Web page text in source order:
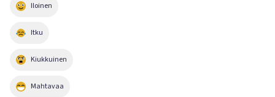
Iloinen
Itku
Kiukkuinen
Mahtavaa